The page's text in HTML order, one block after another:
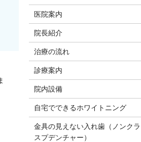
医院案内
院長紹介
治療の流れ
診療案内
院内設備
自宅でできるホワイトニング
金具の見えない入れ歯（ノンクラ
スプデンチャー）